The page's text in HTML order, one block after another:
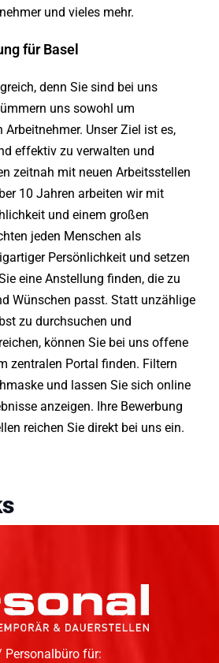
und vieles mehr.
für Basel
denn Sie sind bei uns
uns sowohl um
Unser Ziel ist es,
effektiv zu verwalten und
zeitnah mit neuen Arbeitsstellen
10 Jahren arbeiten wir mit
und einem großen
jeden Menschen als
Persönlichkeit und setzen
eine Anstellung finden, die zu
Wünschen passt. Statt unzählige
zu durchsuchen und
können Sie bei uns offene
zentralen Portal finden. Filtern
und lassen Sie sich online
anzeigen. Ihre Bewerbung
reichen Sie direkt bei uns ein.
Personalbüro für: